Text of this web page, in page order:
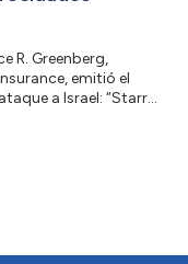
R. Greenberg,
emitió el
a Israel: “Starr
de historia en la
hemos sido testigos